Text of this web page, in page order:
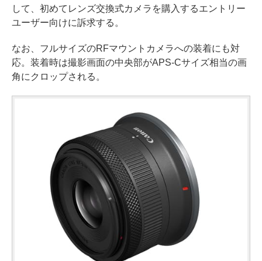
して、初めてレンズ交換式カメラを購入するエントリー
ユーザー向けに訴求する。
なお、フルサイズのRFマウントカメラへの装着にも対
応。装着時は撮影画面の中央部がAPS-Cサイズ相当の画
角にクロップされる。